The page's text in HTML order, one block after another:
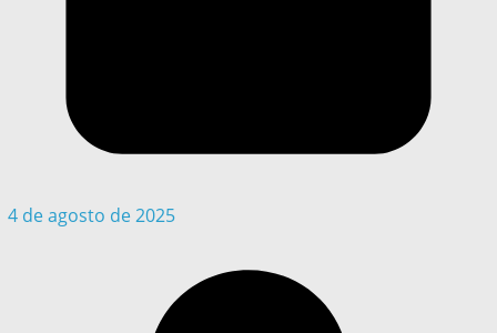
4 de agosto de 2025